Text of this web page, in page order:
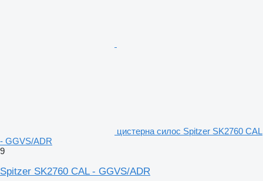
цистерна силос Spitzer SK2760 CAL
- GGVS/ADR
9
Spitzer SK2760 CAL - GGVS/ADR